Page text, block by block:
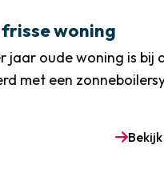
woning
jaar oude woning is bij
met een